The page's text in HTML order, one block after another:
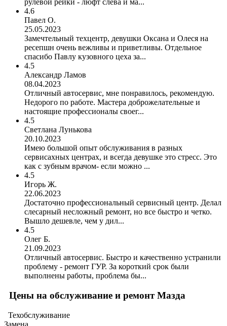
рулевой рейки - люфт слева и ма...
4.6
Павел О.
25.05.2023
Замечтельный техцентр, девушки Оксана и Олеся на
ресепшн очень вежливы и приветливы. Отдельное
спасибо Павлу кузовного цеха за...
4.5
Александр Ламов
08.04.2023
Отличный автосервис, мне понравилось, рекомендую.
Недорого по работе. Мастера доброжелательные и
настоящие профессионалы своег...
4.5
Светлана Лунькова
20.10.2023
Имею большой опыт обслуживания в разных
сервисахных центрах, и всегда девушке это стресс. Это
как с зубным врачом- если можно ...
4.5
Игорь Ж.
22.06.2023
Достаточно профессиональный сервисный центр. Делал
слесарный несложный ремонт, но все быстро и четко.
Вышло дешевле, чем у дил...
4.5
Олег Б.
21.09.2023
Отличный автосервис. Быстро и качественно устранили
проблему - ремонт ГУР. За короткий срок были
выполнены работы, проблема бы...
Цены на обслуживание и ремонт Мазда
Техобслуживание
Замена